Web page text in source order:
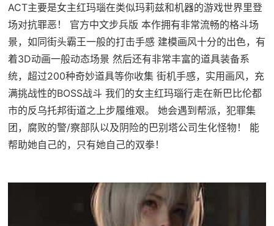
ACT主要是女主红玛瑙在类似玛莉兹和机器的游戏世界里登
场对抗罪恶！ 官方中文步兵版 本作拥有非常流畅的格斗场
景，如同街头霸王一般的打击手感 建模画风十分的出色，有
着3D动画一般动态场景 然后还有非常丰富的道具装备系
统，超过200种奇妙道具等你收集 街机手感，实用画风，充
满挑战性的BOSS战斗 我们的女主红玛瑙行走在新巴比伦都
市的反乌托邦街道之上步履维艰。 她会遇到帮派，犯罪集
团，腐败的警/察部队以及阴险的巴别塔公司生化怪物！ 能
帮助她自己的，只有她自己的双拳！